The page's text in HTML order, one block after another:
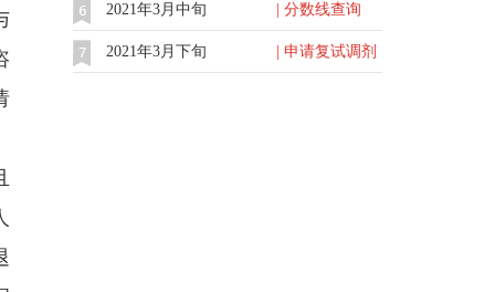
2021年3月中旬 | 分数线查询
2021年3月下旬 | 申请复试调剂